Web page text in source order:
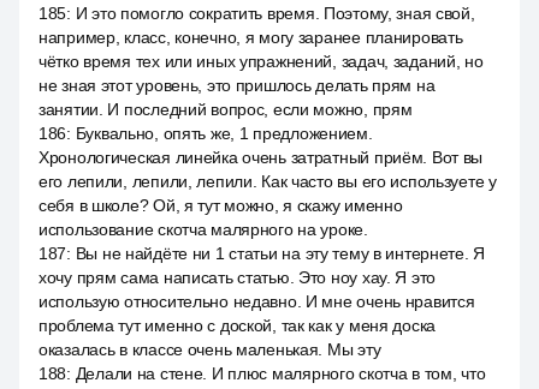
185: И это помогло сократить время. Поэтому, зная свой,
например, класс, конечно, я могу заранее планировать
чётко время тех или иных упражнений, задач, заданий, но
не зная этот уровень, это пришлось делать прям на
занятии. И последний вопрос, если можно, прям
186: Буквально, опять же, 1 предложением.
Хронологическая линейка очень затратный приём. Вот вы
его лепили, лепили, лепили. Как часто вы его используете у
себя в школе? Ой, я тут можно, я скажу именно
использование скотча малярного на уроке.
187: Вы не найдёте ни 1 статьи на эту тему в интернете. Я
хочу прям сама написать статью. Это ноу хау. Я это
использую относительно недавно. И мне очень нравится
проблема тут именно с доской, так как у меня доска
оказалась в классе очень маленькая. Мы эту
188: Делали на стене. И плюс малярного скотча в том, что